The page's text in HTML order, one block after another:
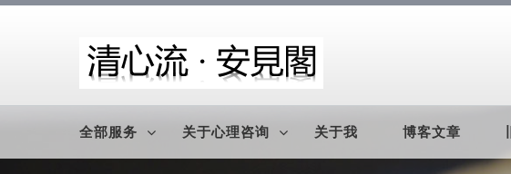
全部服务 关于心理咨询 关于我 博客文章